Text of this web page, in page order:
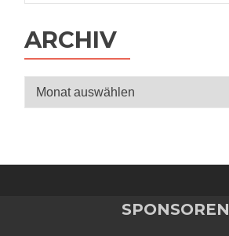
ARCHIV
Archiv
SPONSOREN